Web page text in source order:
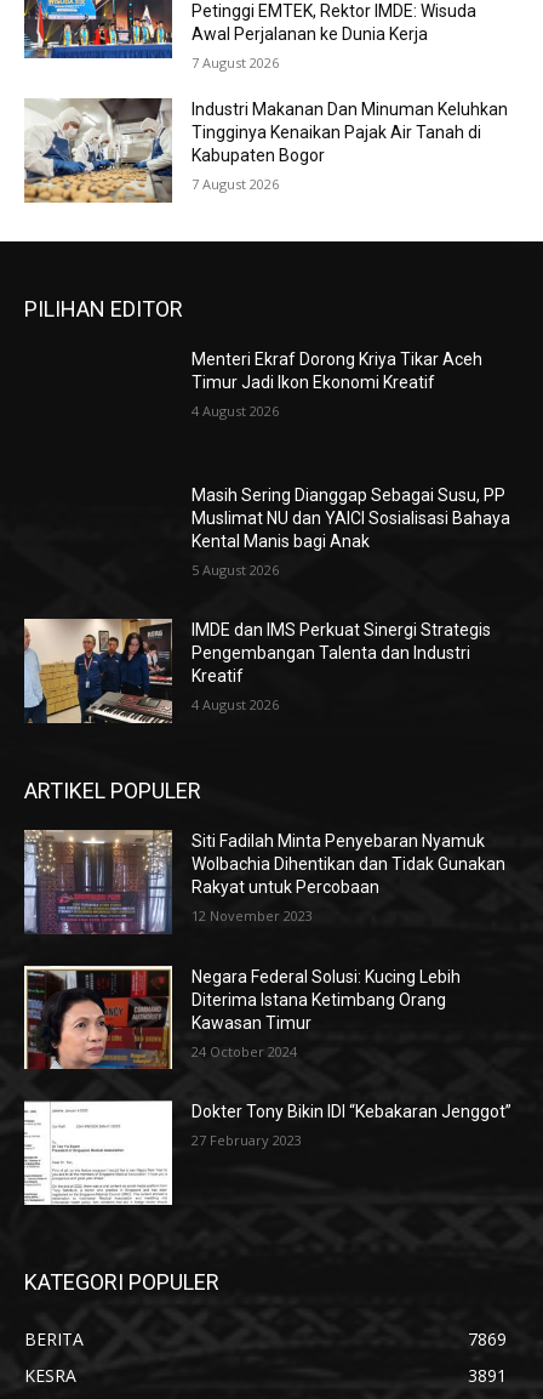
Petinggi EMTEK, Rektor IMDE: Wisuda
Awal Perjalanan ke Dunia Kerja
7 August 2026
Industri Makanan Dan Minuman Keluhkan
Tingginya Kenaikan Pajak Air Tanah di
Kabupaten Bogor
7 August 2026
PILIHAN EDITOR
Menteri Ekraf Dorong Kriya Tikar Aceh
Timur Jadi Ikon Ekonomi Kreatif
4 August 2026
Masih Sering Dianggap Sebagai Susu, PP
Muslimat NU dan YAICI Sosialisasi Bahaya
Kental Manis bagi Anak
5 August 2026
IMDE dan IMS Perkuat Sinergi Strategis
Pengembangan Talenta dan Industri
Kreatif
4 August 2026
ARTIKEL POPULER
Siti Fadilah Minta Penyebaran Nyamuk
Wolbachia Dihentikan dan Tidak Gunakan
Rakyat untuk Percobaan
12 November 2023
Negara Federal Solusi: Kucing Lebih
Diterima Istana Ketimbang Orang
Kawasan Timur
24 October 2024
Dokter Tony Bikin IDI “Kebakaran Jenggot”
27 February 2023
KATEGORI POPULER
BERITA
7869
KESRA
3891